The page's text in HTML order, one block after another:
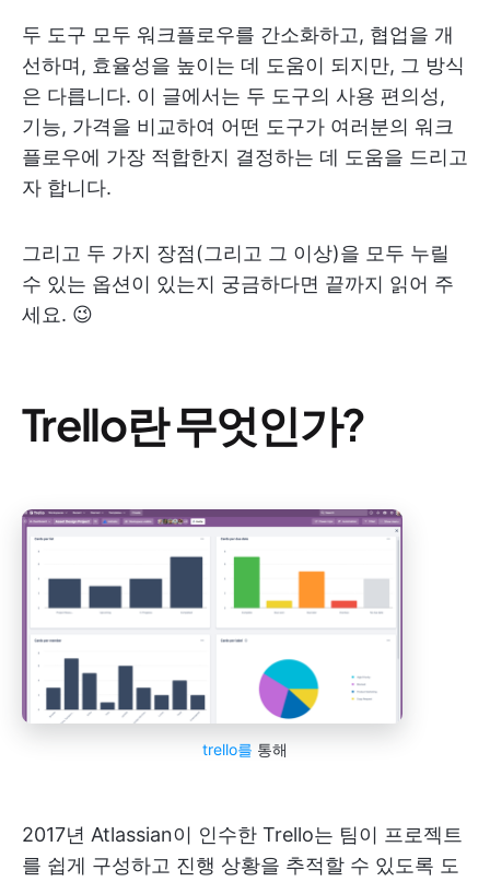
두 도구 모두 워크플로우를 간소화하고, 협업을 개
선하며, 효율성을 높이는 데 도움이 되지만, 그 방식
은 다릅니다. 이 글에서는 두 도구의 사용 편의성,
기능, 가격을 비교하여 어떤 도구가 여러분의 워크
플로우에 가장 적합한지 결정하는 데 도움을 드리고
자 합니다.
그리고 두 가지 장점(그리고 그 이상)을 모두 누릴
수 있는 옵션이 있는지 궁금하다면 끝까지 읽어 주
세요. 😉
Trello란 무엇인가?
trello를 통해
2017년 Atlassian이 인수한 Trello는 팀이 프로젝트
를 쉽게 구성하고 진행 상황을 추적할 수 있도록 도